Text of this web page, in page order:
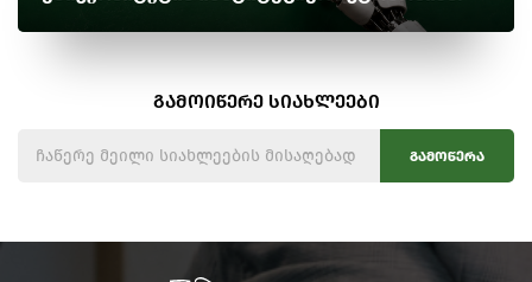
გამოიწერე სიახლეები
გამოწერა